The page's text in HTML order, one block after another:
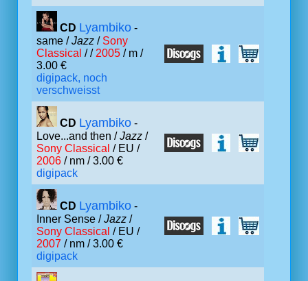
CD Lyambiko -
same /Jazz / Sony
Classical / / 2005 / m /
3.00 €
digipack, noch
verschweisst
CD Lyambiko -
Love...and then /Jazz /
Sony Classical / EU /
2006 / nm / 3.00 €
digipack
CD Lyambiko -
Inner Sense /Jazz /
Sony Classical / EU /
2007 / nm / 3.00 €
digipack